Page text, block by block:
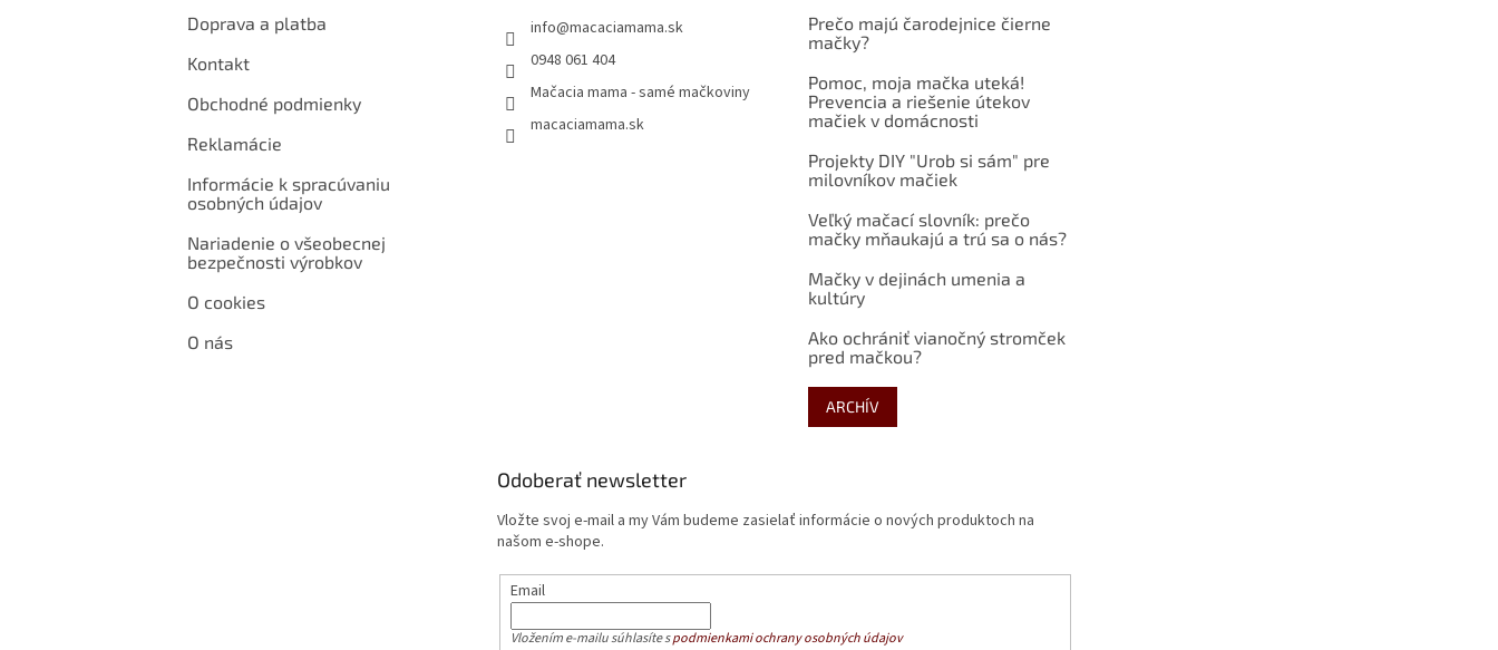
Doprava a platba
Kontakt
Obchodné podmienky
Reklamácie
Informácie k spracúvaniu
osobných údajov
Nariadenie o všeobecnej
bezpečnosti výrobkov
O cookies
O nás
info@macaciamama.sk
0948 061 404
Mačacia mama - samé mačkoviny
macaciamama.sk
Prečo majú čarodejnice čierne
mačky?
Pomoc, moja mačka uteká!
Prevencia a riešenie útekov
mačiek v domácnosti
Projekty DIY "Urob si sám" pre
milovníkov mačiek
Veľký mačací slovník: prečo
mačky mňaukajú a trú sa o nás?
Mačky v dejinách umenia a
kultúry
Ako ochrániť vianočný stromček
pred mačkou?
ARCHÍV
Odoberať newsletter
Vložte svoj e-mail a my Vám budeme zasielať informácie o nových produktoch na
našom e-shope.
Email
Vložením e-mailu súhlasíte spodmienkami ochrany osobných údajov